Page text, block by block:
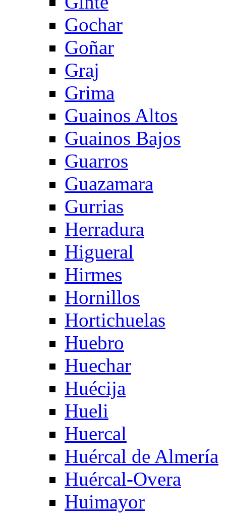
Gochar
Goñar
Graj
Grima
Guainos Altos
Guainos Bajos
Guarros
Guazamara
Gurrias
Herradura
Higueral
Hirmes
Hornillos
Hortichuelas
Huebro
Huechar
Huécija
Hueli
Huercal
Huércal de Almería
Huércal-Overa
Huimayor